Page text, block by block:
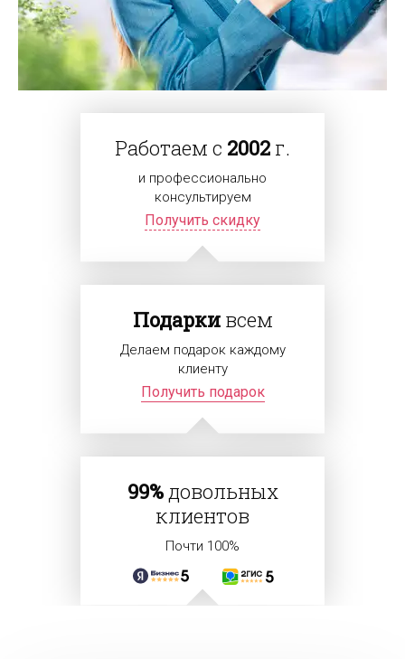
Работаем с 2002 г.
и профессионально
консультируем
Получить скидку
Подаркивсем
Делаем подарок каждому
клиенту
Получить подарок
99%довольных
клиентов
Почти 100%